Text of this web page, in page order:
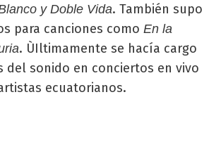
y Doble Vida. También supo
para canciones como En la
. ÙIltimamente se hacía cargo
del sonido en conciertos en vivo
ecuatorianos.